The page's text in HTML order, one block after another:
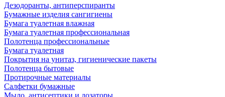
Дезодоранты, антиперспиранты
Бумажные изделия сангигиены
Бумага туалетная влажная
Бумага туалетная профессиональная
Полотенца профессиональные
Бумага туалетная
Покрытия на унитаз, гигиенические пакеты
Полотенца бытовые
Протирочные материалы
Салфетки бумажные
Мыло, антисептики и дозаторы